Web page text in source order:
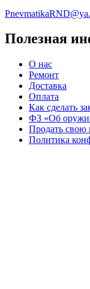
Полезная
О нас
Ремонт
Доставка
Оплата
Как сделать
ФЗ «Об
Продать свою
Политика